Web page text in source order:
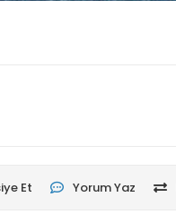
Et Yorum Yaz